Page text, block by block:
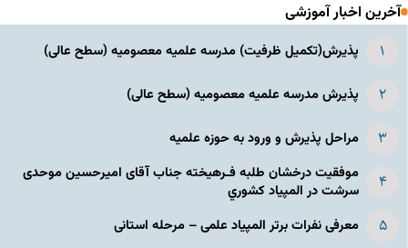
آخرین اخبار آموزشی
پذیرش(تکمیل ظرفیت) مدرسه علمیه معصومیه‌ (سطح عالی)
پذیرش مدرسه علمیه معصومیه‌ (سطح عالی)
مراحل پذیرش و ورود به حوزه علمیه
موفقیت درخشان طلبه فـرهیخته جناب آقای امیرحسین موحدی
سرشت در المپياد كشوري
معرفی نفرات برتر المپیاد علمی – مرحله استانی